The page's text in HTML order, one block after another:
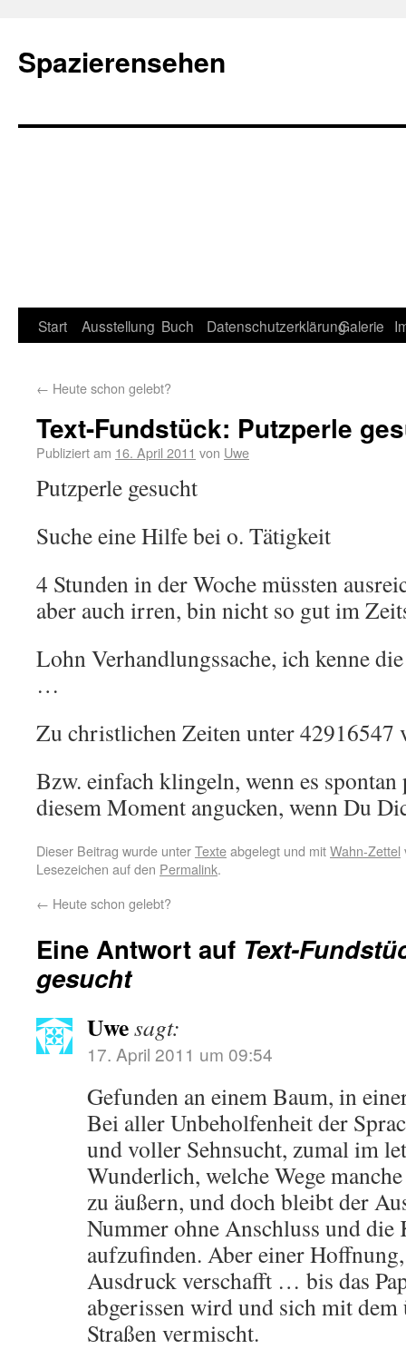
Spazierensehen
Start Ausstellung Buch DatenschutzerklärungGalerie
← Heute schon gelebt?
Text-Fundstück: Putzperle
Publiziert am 16. April 2011 von Uwe
Putzperle gesucht
Suche eine Hilfe bei o. Tätigkeit
4 Stunden in der Woche müssten
aber auch irren, bin nicht so gut im
Lohn Verhandlungssache, ich kenne
…
Zu christlichen Zeiten unter 42916547
Bzw. einfach klingeln, wenn es
diesem Moment angucken, wenn Du
Dieser Beitrag wurde unterTexteabgelegt und mitWahn-Zettel
Lesezeichen auf den Permalink.
← Heute schon gelebt?
Eine Antwort auf Text-
gesucht
Uwesagt:
17. April 2011 um 09:54
Gefunden an einem Baum, in
Bei aller Unbeholfenheit der
und voller Sehnsucht, zumal im
Wunderlich, welche Wege
zu äußern, und doch bleibt der
Nummer ohne Anschluss und
aufzufinden. Aber einer
Ausdruck verschafft … bis das
abgerissen wird und sich mit
Straßen vermischt.